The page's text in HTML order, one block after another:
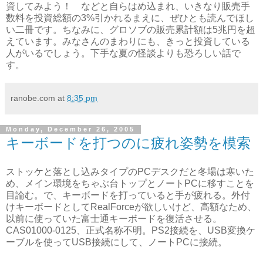
資してみよう！ などと自らはめ込まれ、いきなり販売手
数料を投資総額の3%引かれるまえに、ぜひとも読んでほし
い二冊です。ちなみに、グロソブの販売累計額は5兆円を超
えています。みなさんのまわりにも、きっと投資している
人がいるでしょう。下手な夏の怪談よりも恐ろしい話で
す。
ranobe.com at 8:35 pm
Monday, December 26, 2005
キーボードを打つのに疲れ姿勢を模索
ストッケと落とし込みタイプのPCデスクだと冬場は寒いた
め、メイン環境をちゃぶ台トップとノートPCに移すことを
目論む。で、キーボードを打っていると手が疲れる。外付
けキーボードとしてRealForceが欲しいけど、高額なため、
以前に使っていた富士通キーボードを復活させる。
CAS01000-0125、正式名称不明。PS2接続を、USB変換ケ
ーブルを使ってUSB接続にして、ノートPCに接続。